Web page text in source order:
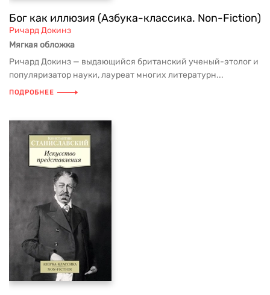
Бог как иллюзия (Азбука-классика. Non-Fiction)
Ричард Докинз
Мягкая обложка
Ричард Докинз — выдающийся британский ученый-этолог и
популяризатор науки, лауреат многих литературн...
ПОДРОБНЕЕ